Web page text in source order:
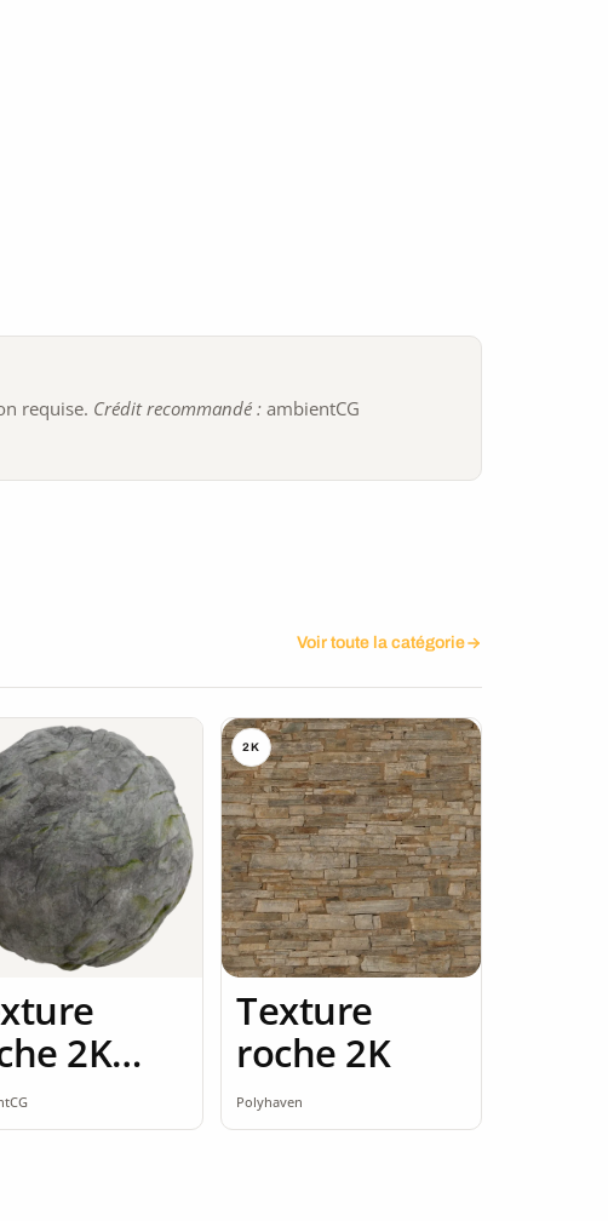
requise. Crédit recommandé : ambientCG
Voir toute la catégorie
2K
2K
Texture
roche 2K
Polyhaven